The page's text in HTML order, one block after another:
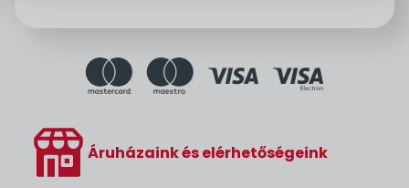
Áruházaink és elérhetőségeink